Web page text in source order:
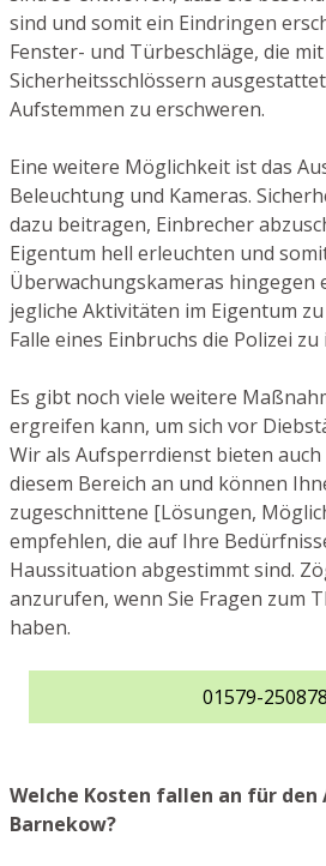
sind und somit ein Eindringen
Fenster- und Türbeschläge, die
Sicherheitsschlössern
Aufstemmen zu erschweren.
Eine weitere Möglichkeit ist das
Beleuchtung und Kameras.
dazu beitragen, Einbrecher
Eigentum hell erleuchten und
Überwachungskameras hingegen
jegliche Aktivitäten im Eigentum
Falle eines Einbruchs die Polizei
Es gibt noch viele weitere
ergreifen kann, um sich vor
Wir als Aufsperrdienst bieten
diesem Bereich an und können
zugeschnittene [Lösungen,
empfehlen, die auf Ihre
Haussituation abgestimmt sind.
anzurufen, wenn Sie Fragen zum
haben.
01579-
Welche Kosten fallen an für
Barnekow?